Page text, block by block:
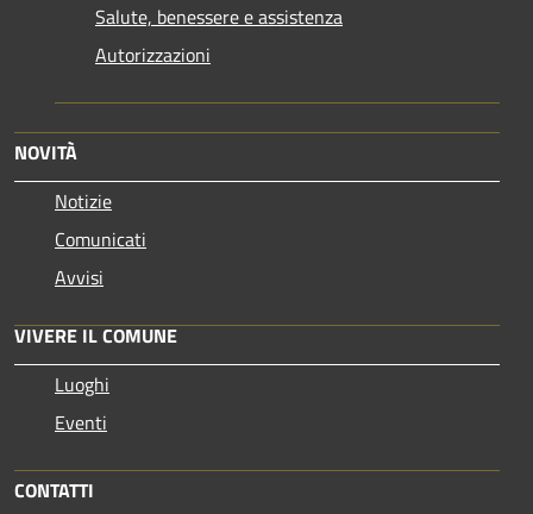
Salute, benessere e assistenza
Autorizzazioni
NOVITÀ
Notizie
Comunicati
Avvisi
VIVERE IL COMUNE
Luoghi
Eventi
CONTATTI